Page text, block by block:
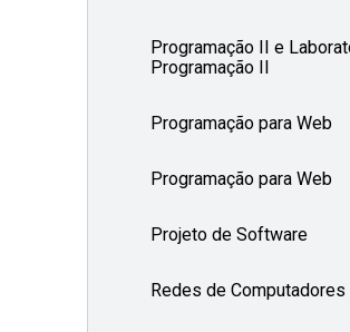
Programação II e
Programação II
Programação para Web
Programação para Web
Projeto de Software
Redes de Computadores